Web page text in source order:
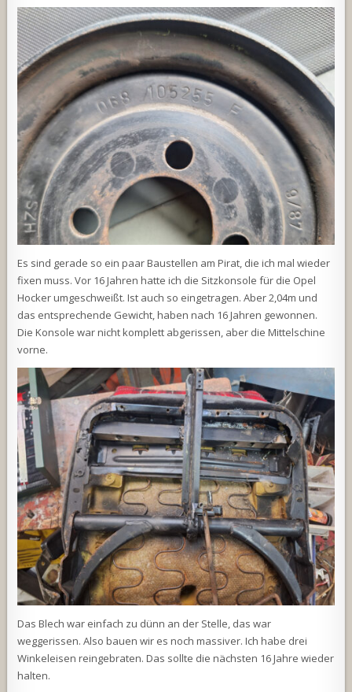
Es sind gerade so ein paar Baustellen am Pirat, die ich mal wieder
fixen muss. Vor 16 Jahren hatte ich die Sitzkonsole für die Opel
Hocker umgeschweißt. Ist auch so eingetragen. Aber 2,04m und
das entsprechende Gewicht, haben nach 16 Jahren gewonnen.
Die Konsole war nicht komplett abgerissen, aber die Mittelschine
vorne.
Das Blech war einfach zu dünn an der Stelle, das war
weggerissen. Also bauen wir es noch massiver. Ich habe drei
Winkeleisen reingebraten. Das sollte die nächsten 16 Jahre wieder
halten.